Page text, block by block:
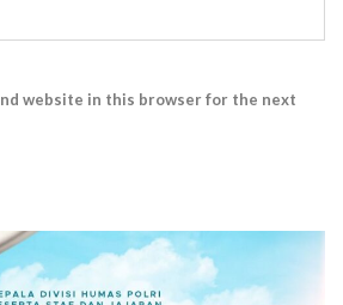
website in this browser for the next